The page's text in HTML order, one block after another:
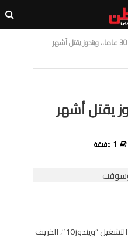
بعد 30 عاما.. ويندوز يقتل أشهر
يقتل أشهر
1 دقيقة
سيشهد التحديث المقبل لنظام التشغيل “ويندوز10″، الخريف